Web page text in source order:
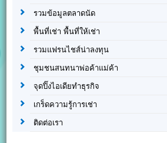
รวมข้อมูลตลาดนัด
พื้นที่เช่า พื้นที่ให้เช่า
รวมแฟรนไชส์น่าลงทุน
ชุมชนสนทนาพ่อค้าแม่ค้า
จุดปิ๊งไอเดียทำธุรกิจ
เกร็ดความรู้การเช่า
ติดต่อเรา